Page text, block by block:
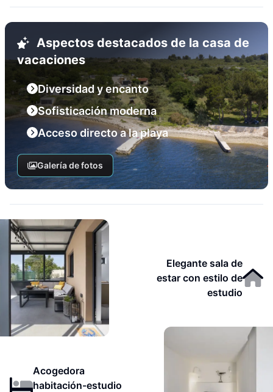
Aspectos destacados de la casa de
vacaciones
Diversidad y encanto
Sofisticación moderna
Acceso directo a la playa
Galería de fotos
Elegante sala de
estar con estilo de
estudio
Acogedora
habitación-estudio